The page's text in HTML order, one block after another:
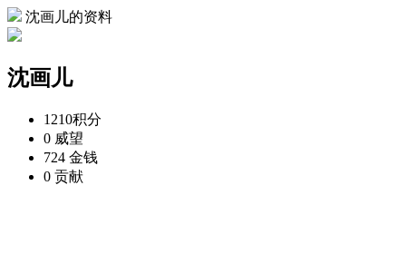
沈画儿的资料
沈画儿
1210积分
0 威望
724 金钱
0 贡献